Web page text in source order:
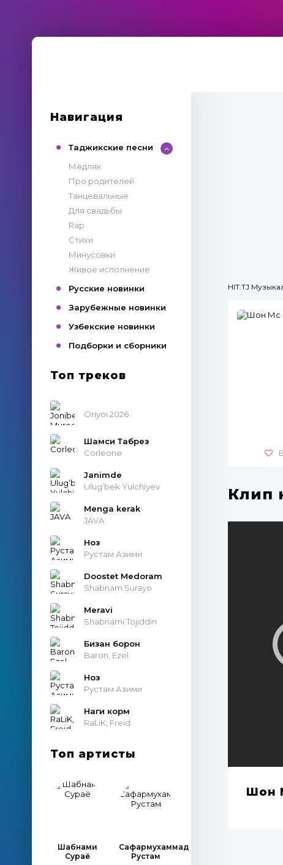
Навигация
Таджикские песни
Медляк
Про родителей
Танцевальные
Для свадьбы
Rap
Стихи
Минусовки
Живое исполнение
Русские новинки
Зарубежные новинки
Узбекские новинки
Подборки и сборники
Топ треков
Oriyoi 2026
Шамси Табрез
Corleone
Janimde
Ulug’bek Yulchiyev
Menga kerak
JAVA
Ноз
Рустам Азими
Doostet Medoram
Shabnam Surayo
Meravi
Shabnami Tojiddin
Бизан борон
Baron, Ezel
Ноз
Рустам Азими
Наги корм
RaLiK, Freid
Топ артисты
Шабнами
Сураё
Сафармухаммад
Рустам
HIT.TJ
Клип
Шон